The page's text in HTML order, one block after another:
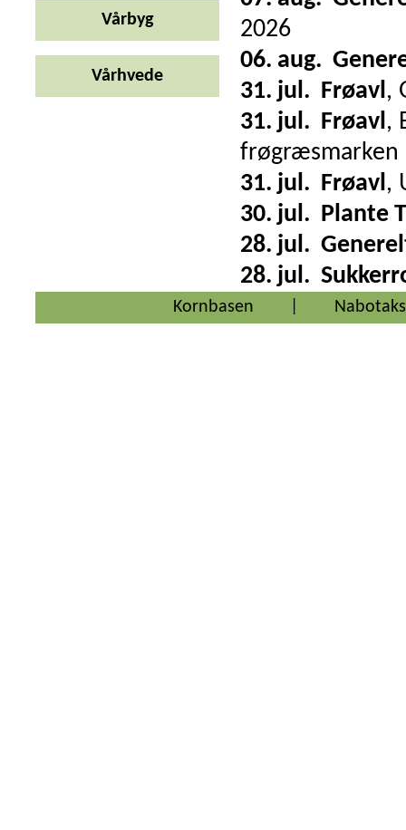
Vårbyg
Vårhvede
2026
06. aug.
31. jul. Frøavl,
31. jul. Frøavl,
frøgræsmarken
31. jul. Frøavl,
30. jul. Plante
28. jul.
28. jul.
Kornbasen